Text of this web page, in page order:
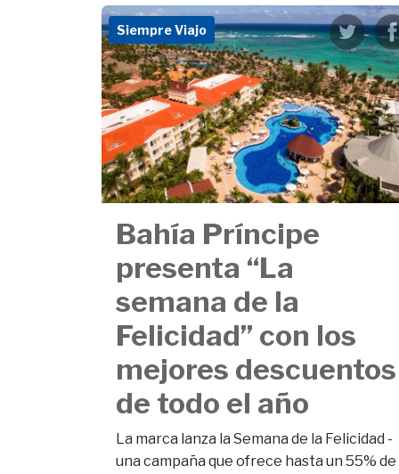
Siempre Viajo
Bahía Príncipe
presenta “La
semana de la
Felicidad’’ con los
mejores descuentos
de todo el año
La marca lanza la Semana de la Felicidad -
una campaña que ofrece hasta un 55% de